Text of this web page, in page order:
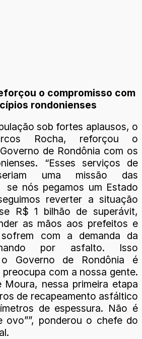
o compromisso com
rondonienses
sob fortes aplausos, o
Rocha, reforçou o
de Rondônia com os
“Esses serviços de
uma missão das
se nós pegamos um Estado
reverter a situação
R$ 1 bilhão de superávit,
as mãos aos prefeitos e
com a demanda da
por asfalto. Isso
Governo de Rondônia é
preocupa com a nossa gente.
Moura, nessa primeira etapa
de recapeamento asfáltico
de espessura. Não é
ovo””, ponderou o chefe do